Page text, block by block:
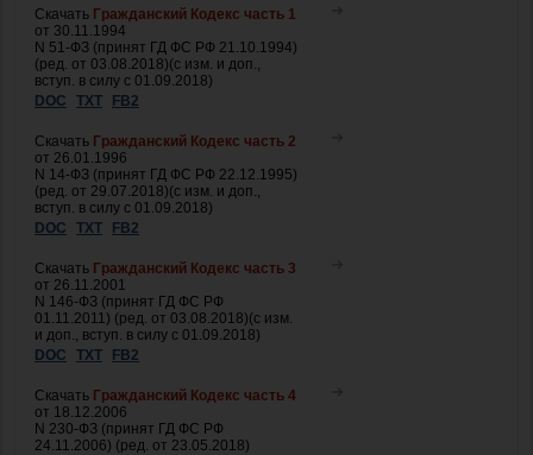
Скачать Гражданский Кодекс часть 1
от 30.11.1994
N 51-ФЗ (принят ГД ФС РФ 21.10.1994)
(ред. от 03.08.2018)(с изм. и доп.,
вступ. в силу с 01.09.2018)
DOC
TXT FB2
Скачать Гражданский Кодекс часть 2
от 26.01.1996
N 14-ФЗ (принят ГД ФС РФ 22.12.1995)
(ред. от 29.07.2018)(с изм. и доп.,
вступ. в силу с 01.09.2018)
DOC
TXT FB2
Скачать Гражданский Кодекс часть 3
от 26.11.2001
N 146-ФЗ (принят ГД ФС РФ
01.11.2011) (ред. от 03.08.2018)(с изм.
и доп., вступ. в силу с 01.09.2018)
DOC
TXT FB2
Скачать Гражданский Кодекс часть 4
от 18.12.2006
N 230-ФЗ (принят ГД ФС РФ
24.11.2006) (ред. от 23.05.2018)